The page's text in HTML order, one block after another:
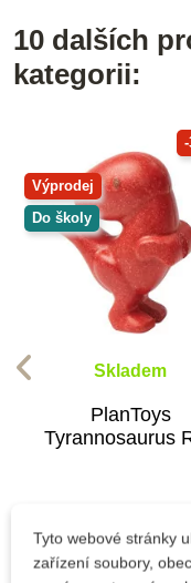
10 dalších
kategorii:
Výprodej
Do školy
Skladem
PlanToys
Tyrannosaurus
Přidat do
Tyto webové stránky
zařízení soubory,